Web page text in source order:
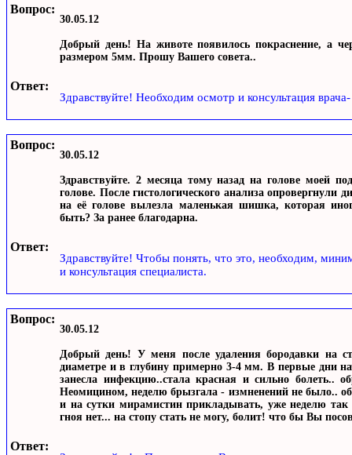
Вопрос:
30.05.12
Добрый день! На животе появилось покраснение, а
размером 5мм. Прошу Вашего совета..
Ответ:
Здравствуйте! Необходим осмотр и консультация
Вопрос:
30.05.12
Здравствуйте. 2 месяца тому назад на голове моей
голове. После гистологического анализа опровергнули
на её голове вылезла маленькая шишка, которая
быть? За ранее благодарна.
Ответ:
Здравствуйте! Чтобы понять, что это, необходим,
и консультация специалиста.
Вопрос:
30.05.12
Добрый день! У меня после удаления бородавки на
диаметре и в глубину примерно 3-4 мм. В первые дни
занесла инфекцию..стала красная и сильно болеть..
Неомицином, неделю брызгала - измненений не было..
и на сутки мирамистин прикладывать, уже неделю
гноя нет... на стопу стать не могу, болит! что бы Вы
Ответ: